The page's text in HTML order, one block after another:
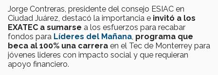
Jorge Contreras, presidente del consejo ESIAC en
Ciudad Juárez, destacó la importancia e invitó a los
EXATEC a sumarse a los esfuerzos para recabar
fondos para Líderes del Mañana programa que
beca al 100% una carrera en el Tec de Monterrey para
jóvenes lideres con impacto social y que requieran
apoyo financiero.